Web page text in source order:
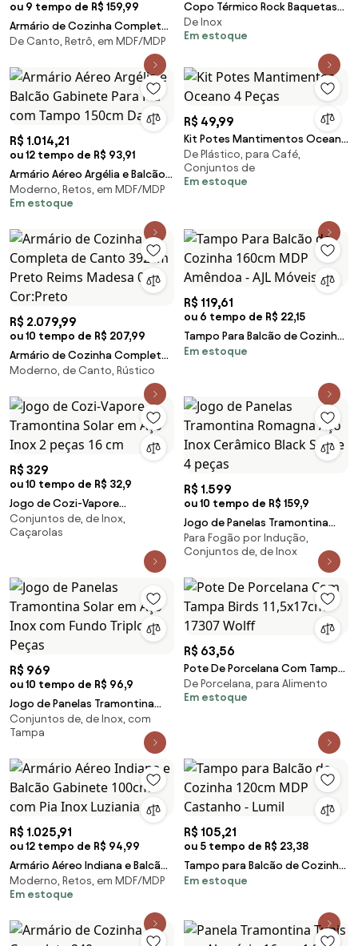
ou 9 tempo de R$ 159,99
Armário de Cozinha Completa
de Canto 262cm Branco Reims
De Canto, Retrô, em MDF/MDP
Copo Térmico Rock Baquetas
Branco Com Tampa e Abridor
Chopp
De Inox
Em estoque
R$ 1.014,21
ou 12 tempo de R$ 93,91
Armário Aéreo Argélia e Balcão
Gabinete Para Pia com Tampo
150cm Dakot
Moderno, Retos, em MDF/MDP
Em estoque
R$ 49,99
Kit Potes Mantimentos Oceano
4 Peças
De Plástico, para Café,
Conjuntos de
Em estoque
R$ 2.079,99
ou 10 tempo de R$ 207,99
Armário de Cozinha Completa
de Canto 392cm Preto Reims
Moderno, de Canto, Rústico
R$ 119,61
ou 6 tempo de R$ 22,15
Tampo Para Balcão de Cozinha
160cm MDP Amêndoa - AJL
Em estoque
R$ 329
ou 10 tempo de R$ 32,9
Jogo de Cozi-Vapore
Tramontina Solar em Aço Inox 2
peças 16 cm
Conjuntos de, de Inox,
Caçarolas
R$ 1.599
ou 10 tempo de R$ 159,9
Jogo de Panelas Tramontina
Romagna Aço Inox Cerâmico
Black Stone 4 peças
Para Fogão por Indução,
Conjuntos de, de Inox
R$ 969
ou 10 tempo de R$ 96,9
Jogo de Panelas Tramontina
Solar em Aço Inox com Fundo
Triplo 4 Peças
Conjuntos de, de Inox, com
Tampa
R$ 63,56
Pote De Porcelana Com Tampa
Birds 11,5x17cm 17307 Wolff
De Porcelana, para Alimento
Em estoque
R$ 1.025,91
ou 12 tempo de R$ 94,99
Armário Aéreo Indiana e Balcão
Gabinete 100cm com Pia Inox
Luziania Br
Moderno, Retos, em MDF/MDP
Em estoque
R$ 105,21
ou 5 tempo de R$ 23,38
Tampo para Balcão de Cozinha
120cm MDP Castanho - Lumil
Em estoque